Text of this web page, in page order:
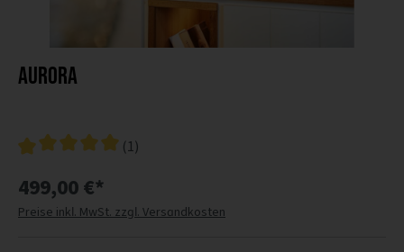
AURORA
(1)
499,00 €*
Preise inkl. MwSt. zzgl. Versandkosten